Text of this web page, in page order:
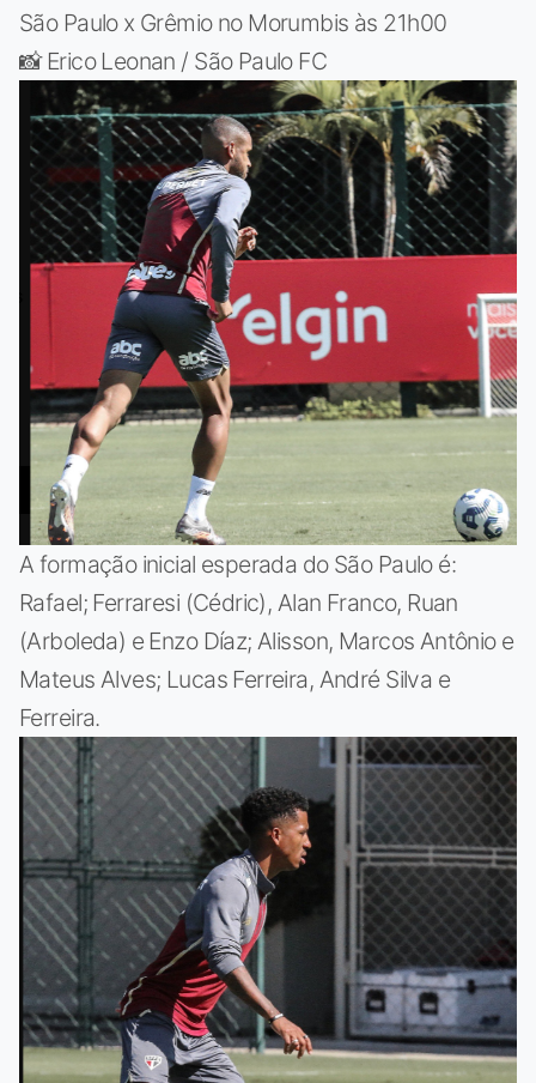
São Paulo x Grêmio no Morumbis às 21h00
📸 Erico Leonan / São Paulo FC
A formação inicial esperada do São Paulo é:
Rafael; Ferraresi (Cédric), Alan Franco, Ruan
(Arboleda) e Enzo Díaz; Alisson, Marcos Antônio e
Mateus Alves; Lucas Ferreira, André Silva e
Ferreira.